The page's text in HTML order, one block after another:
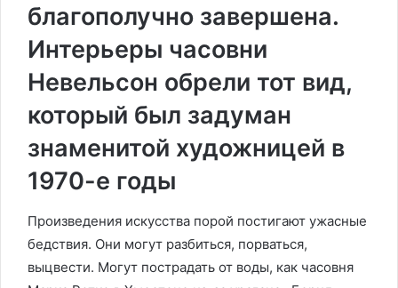
благополучно завершена.
Интерьеры часовни
Невельсон обрели тот вид,
который был задуман
знаменитой художницей в
1970-е годы
Произведения искусства порой постигают ужасные
бедствия. Они могут разбиться, порваться,
выцвести. Могут пострадать от воды, как часовня